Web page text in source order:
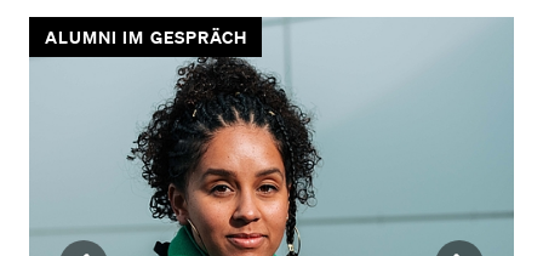
ALUMNI IM GESPRÄCH